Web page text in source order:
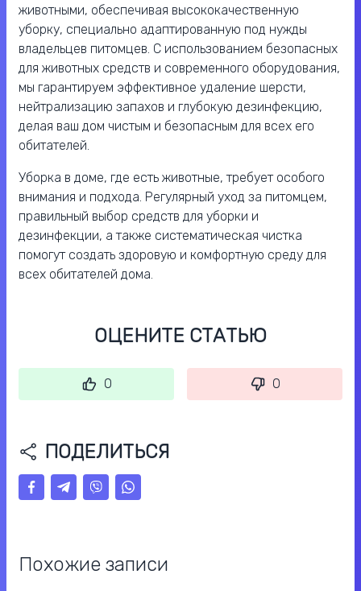
животными, обеспечивая высококачественную
уборку, специально адаптированную под нужды
владельцев питомцев. С использованием безопасных
для животных средств и современного оборудования,
мы гарантируем эффективное удаление шерсти,
нейтрализацию запахов и глубокую дезинфекцию,
делая ваш дом чистым и безопасным для всех его
обитателей.
Уборка в доме, где есть животные, требует особого
внимания и подхода. Регулярный уход за питомцем,
правильный выбор средств для уборки и
дезинфекции, а также систематическая чистка
помогут создать здоровую и комфортную среду для
всех обитателей дома.
ОЦЕНИТЕ СТАТЬЮ
0 0
ПОДЕЛИТЬСЯ
Похожие записи